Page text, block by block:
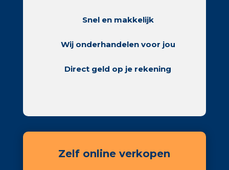
Snel en makkelijk
Wij onderhandelen voor jou
Direct geld op je rekening
Zelf online verkopen